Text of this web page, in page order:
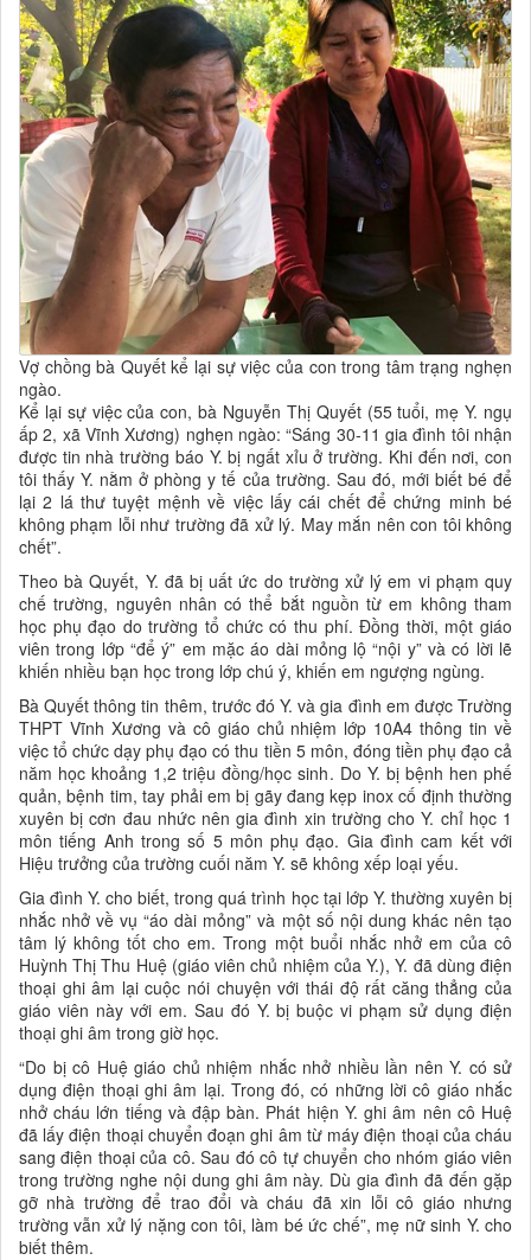
Vợ chồng bà Quyết kể lại sự việc của con trong tâm trạng nghẹn
ngào.
Kể lại sự việc của con, bà Nguyễn Thị Quyết (55 tuổi, mẹ Y. ngụ
ấp 2, xã Vĩnh Xương) nghẹn ngào: “Sáng 30-11 gia đình tôi nhận
được tin nhà trường báo Y. bị ngất xỉu ở trường. Khi đến nơi, con
tôi thấy Y. nằm ở phòng y tế của trường. Sau đó, mới biết bé để
lại 2 lá thư tuyệt mệnh về việc lấy cái chết để chứng minh bé
không phạm lỗi như trường đã xử lý. May mắn nên con tôi không
chết”.
Theo bà Quyết, Y. đã bị uất ức do trường xử lý em vi phạm quy
chế trường, nguyên nhân có thể bắt nguồn từ em không tham
học phụ đạo do trường tổ chức có thu phí. Đồng thời, một giáo
viên trong lớp “để ý” em mặc áo dài mỏng lộ “nội y” và có lời lẽ
khiến nhiều bạn học trong lớp chú ý, khiến em ngượng ngùng.
Bà Quyết thông tin thêm, trước đó Y. và gia đình em được Trường
THPT Vĩnh Xương và cô giáo chủ nhiệm lớp 10A4 thông tin về
việc tổ chức dạy phụ đạo có thu tiền 5 môn, đóng tiền phụ đạo cả
năm học khoảng 1,2 triệu đồng/học sinh. Do Y. bị bệnh hen phế
quản, bệnh tim, tay phải em bị gãy đang kẹp inox cố định thường
xuyên bị cơn đau nhức nên gia đình xin trường cho Y. chỉ học 1
môn tiếng Anh trong số 5 môn phụ đạo. Gia đình cam kết với
Hiệu trưởng của trường cuối năm Y. sẽ không xếp loại yếu.
Gia đình Y. cho biết, trong quá trình học tại lớp Y. thường xuyên bị
nhắc nhở về vụ “áo dài mỏng” và một số nội dung khác nên tạo
tâm lý không tốt cho em. Trong một buổi nhắc nhở em của cô
Huỳnh Thị Thu Huệ (giáo viên chủ nhiệm của Y.), Y. đã dùng điện
thoại ghi âm lại cuộc nói chuyện với thái độ rất căng thẳng của
giáo viên này với em. Sau đó Y. bị buộc vi phạm sử dụng điện
thoại ghi âm trong giờ học.
“Do bị cô Huệ giáo chủ nhiệm nhắc nhở nhiều lần nên Y. có sử
dụng điện thoại ghi âm lại. Trong đó, có những lời cô giáo nhắc
nhở cháu lớn tiếng và đập bàn. Phát hiện Y. ghi âm nên cô Huệ
đã lấy điện thoại chuyển đoạn ghi âm từ máy điện thoại của cháu
sang điện thoại của cô. Sau đó cô tự chuyển cho nhóm giáo viên
trong trường nghe nội dung ghi âm này. Dù gia đình đã đến gặp
gỡ nhà trường để trao đổi và cháu đã xin lỗi cô giáo nhưng
trường vẫn xử lý nặng con tôi, làm bé ức chế”, mẹ nữ sinh Y. cho
biết thêm.